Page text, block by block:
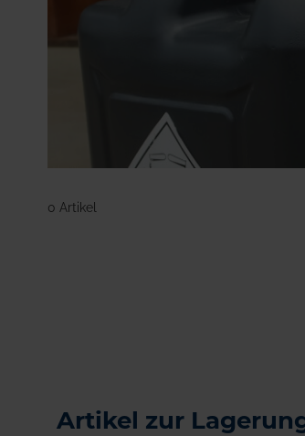
Forst
0 Artikel
Artikel zur